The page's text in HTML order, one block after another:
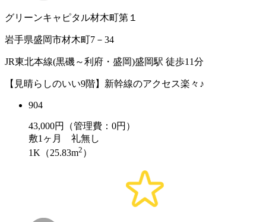
グリーンキャピタル材木町第１
岩手県盛岡市材木町7－34
JR東北本線(黒磯～利府・盛岡)盛岡駅 徒歩11分
【見晴らしのいい9階】新幹線のアクセス楽々♪
904
43,000円（管理費：0円）
敷1ヶ月 礼無し
1K（25.83m2 ）